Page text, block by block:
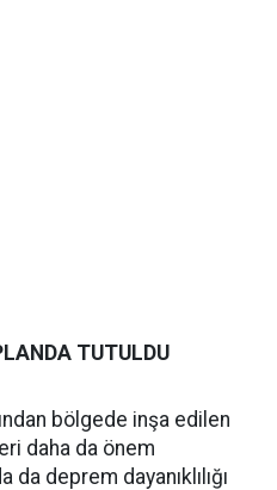
TUTULDU
bölgede inşa edilen
daha da önem
deprem dayanıklılığı